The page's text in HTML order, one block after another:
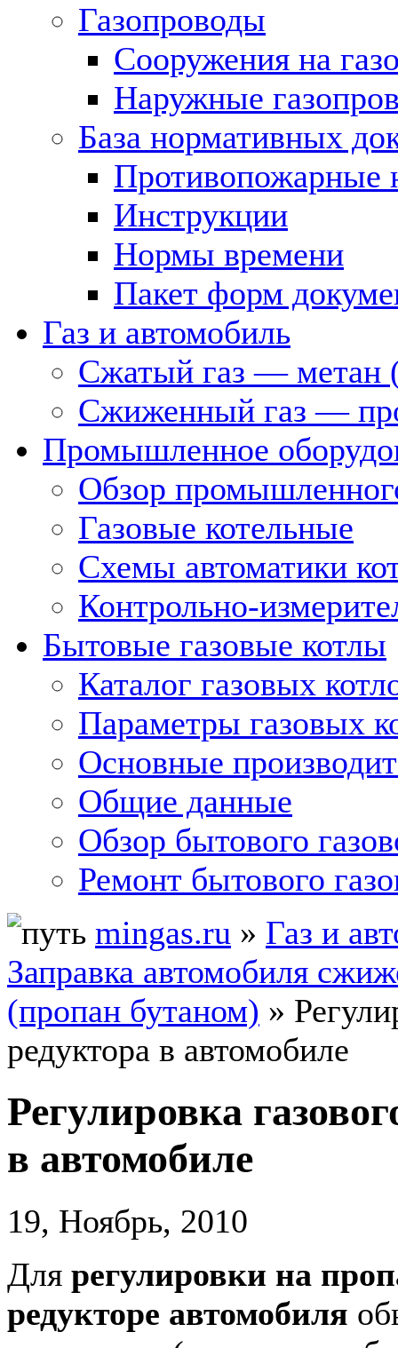
Газопроводы
Сооружения на
Наружные
База нормативных
Противопожарные
Инструкции
Нормы времени
Пакет форм
Газ и автомобиль
Сжатый газ — метан
Сжиженный газ —
Промышленное
Обзор
Газовые котельные
Схемы автоматики
Контрольно-
Бытовые газовые котлы
Каталог газовых
Параметры газовых
Основные
Общие данные
Обзор бытового
Ремонт бытового
mingas.ru » Газ и
Заправка автомобиля
(пропан бутаном) »
редуктора в автомобиле
Регулировка
в автомобиле
19, Ноябрь, 2010
Для регулировки на
редукторе автомобиля